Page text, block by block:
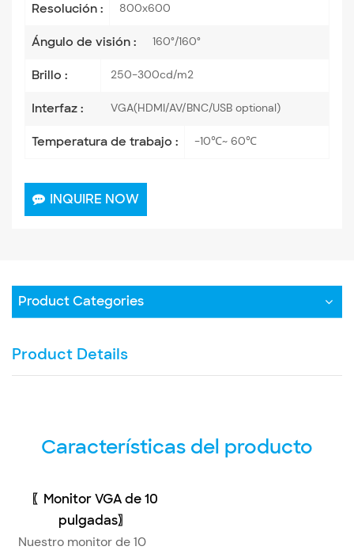
Resolución : 800x600
Ángulo de visión : 160°/160°
Brillo : 250-300cd/m2
Interfaz : VGA(HDMI/AV/BNC/USB optional)
Temperatura de trabajo : -10℃~ 60℃
INQUIRE NOW
Product Categories
Product Details
Características del producto
〖Monitor VGA de 10
pulgadas〗
Nuestro monitor de 10